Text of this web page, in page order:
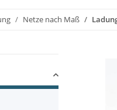
Netze nach Maß